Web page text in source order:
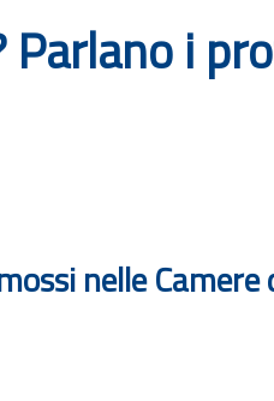
i
nelle Camere